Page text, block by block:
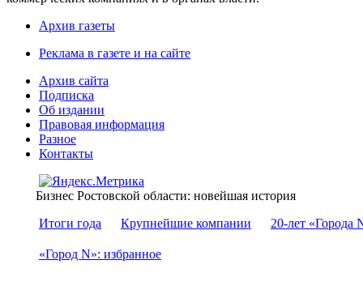
Архив газеты
Реклама в газете и на сайте
Архив сайта
Подписка
Об издании
Правовая информация
Разное
Контакты
Бизнес Ростовской области: новейшая история
Итоги года
Крупнейшие компании 20-лет «Города
«Город N»: избранное